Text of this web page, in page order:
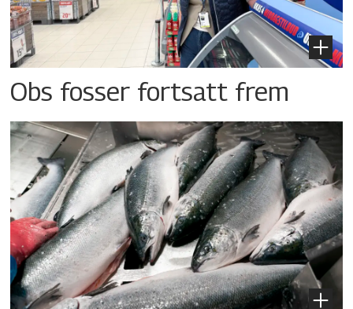
Obs fosser fortsatt frem